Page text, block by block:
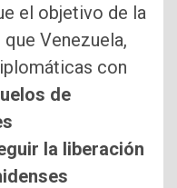
el objetivo de la
Venezuela,
con
de
la liberación